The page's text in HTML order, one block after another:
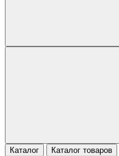
Каталог Каталог товаров